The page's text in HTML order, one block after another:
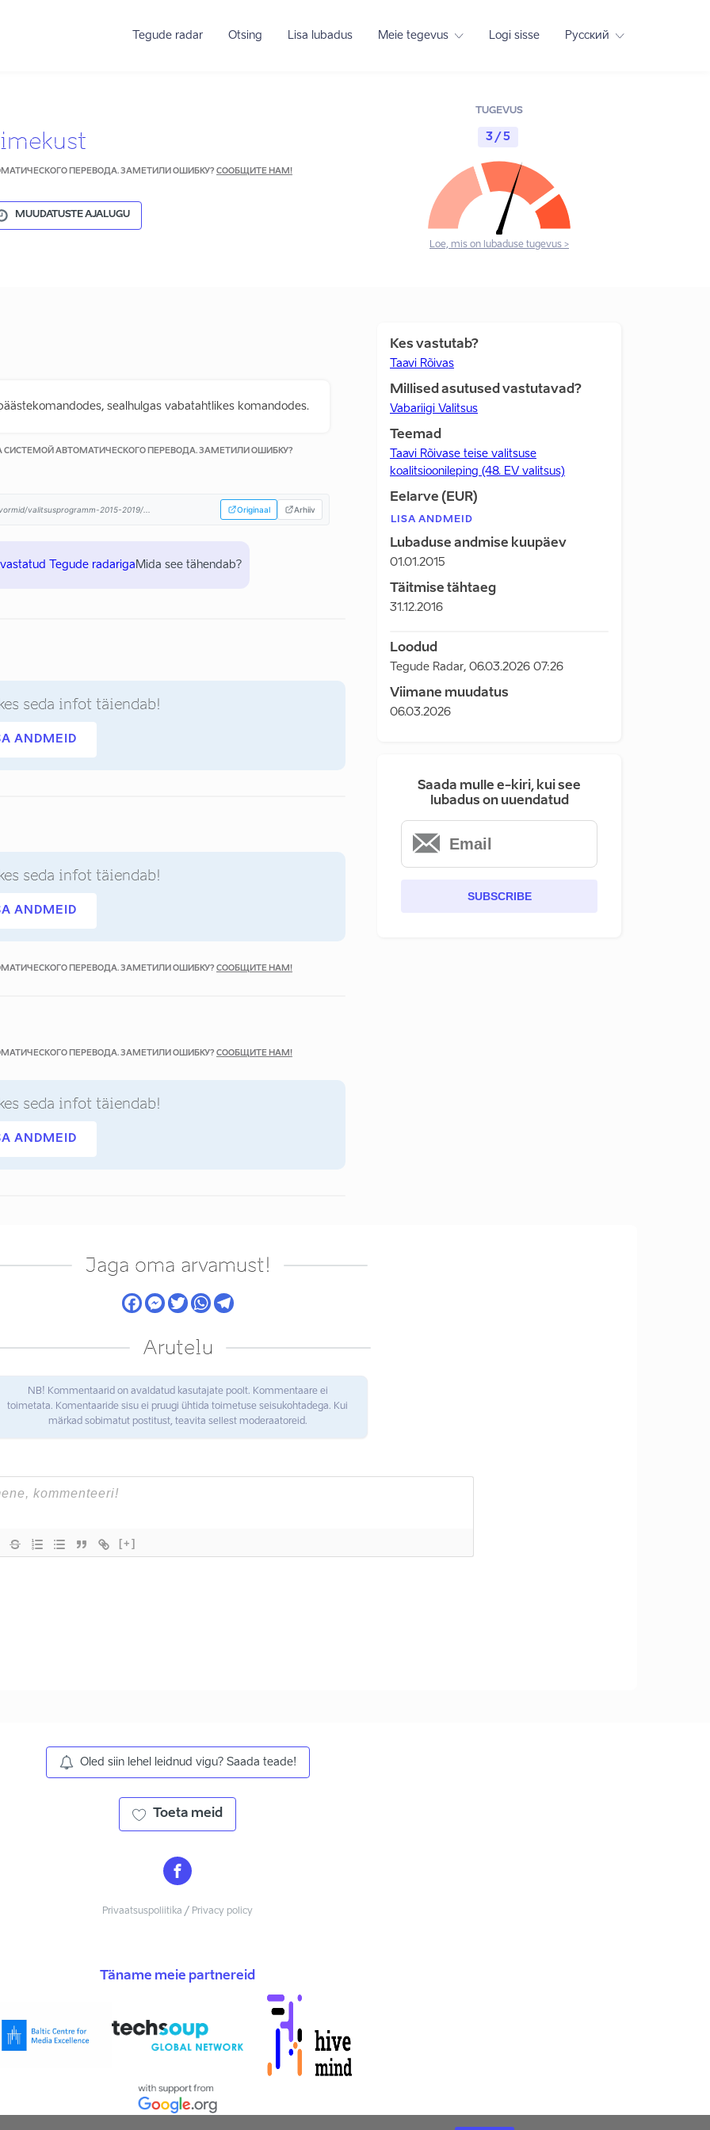
Tegude radar Otsing Lisa lubadus Meie tegevus Logi sisse Русский
ПЕРЕВОДА. ЗАМЕТИЛИ ОШИБКУ? СООБЩИТЕ НАМ!
MUUDATUSTE AJALUGU
TUGEVUS
3 / 5
Loe, mis on lubaduse tugevus >
sealhulgas vabatahtlikes komandodes.
СИСТЕМОЙ АВТОМАТИЧЕСКОГО ПЕРЕВОДА. ЗАМЕТИЛИ ОШИБКУ?
valitsusprogramm-2015-2019/... Originaal Arhiiv
Tegude radariga Mida see tähendab?
seda infot täiendab!
ANDMEID
seda infot täiendab!
ANDMEID
ПЕРЕВОДА. ЗАМЕТИЛИ ОШИБКУ? СООБЩИТЕ НАМ!
ПЕРЕВОДА. ЗАМЕТИЛИ ОШИБКУ? СООБЩИТЕ НАМ!
seda infot täiendab!
ANDMEID
Kes vastutab?
Taavi Rõivas
Millised asutused vastutavad?
Vabariigi Valitsus
Teemad
Taavi Rõivase teise valitsuse
koalitsioonileping (48. EV valitsus)
Eelarve (EUR)
LISA ANDMEID
Lubaduse andmise kuupäev
01.01.2015
Täitmise tähtaeg
31.12.2016
Loodud
Tegude Radar, 06.03.2026 07:26
Viimane muudatus
06.03.2026
Saada mulle e-kiri, kui see
lubadus on uuendatud
SUBSCRIBE
Jaga oma arvamust!
Arutelu
NB! Kommentaarid on avaldatud kasutajate poolt. Kommentaare ei
toimetata. Komentaaride sisu ei pruugi ühtida toimetuse seisukohtadega. Kui
märkad sobimatut postitust, teavita sellest moderaatoreid.
[+]
Oled siin lehel leidnud vigu? Saada teade!
Toeta meid
Privaatsuspoliitika / Privacy policy
Täname meie partnereid